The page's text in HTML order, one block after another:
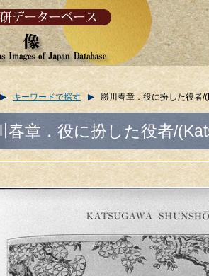
キーワードで探す 勝川春章．役に扮した役者
春章．役に扮した役者/